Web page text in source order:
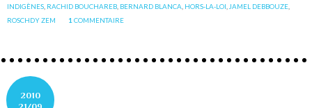
INDIGÈNES RACHID BOUCHAREB BERNARD BLANCA HORS-LA-LOI JAMEL DEBBOUZE
ROSCHDY ZEM
1 COMMENTAIRE
2010